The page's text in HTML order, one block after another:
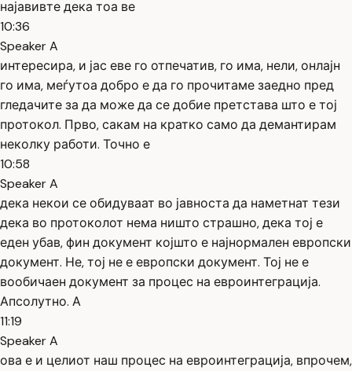
најавивте дека тоа ве
10:36
Speaker A
интересира, и јас еве го отпечатив, го има, нели, онлајн
го има, меѓутоа добро е да го прочитаме заедно пред
гледачите за да може да се добие претстава што е тој
протокол. Прво, сакам на кратко само да демантирам
неколку работи. Точно е
10:58
Speaker A
дека некои се обидуваат во јавноста да наметнат тези
дека во протоколот нема ништо страшно, дека тој е
еден убав, фин документ којшто е најнормален европски
документ. Не, тој не е европски документ. Тој не е
вообичаен документ за процес на евроинтеграција.
Апсолутно. А
11:19
Speaker A
ова е и целиот наш процес на евроинтеграција, впрочем,